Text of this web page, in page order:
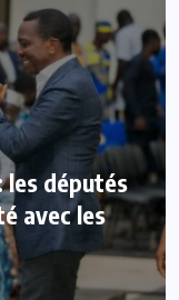
les députés
avec les
», une
plus grand
herbe